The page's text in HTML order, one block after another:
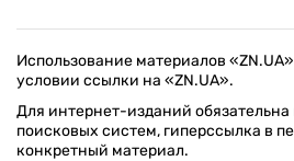
Использование материалов
условии ссылки на «ZN.UA».
Для интернет-изданий обязательна
поисковых систем, гиперссылка в
конкретный материал.